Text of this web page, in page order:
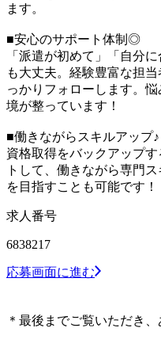
ます。
■安心のサポート体制◎
「派遣が初めて」「自分
も大丈夫。経験豊富な担
っかりフォローします。
境が整っています！
■働きながらスキルアップ♪
資格取得をバックアップ
トして、働きながら専門
を目指すことも可能です！
求人番号
6838217
応募画面に進む
＊最後までご覧いただき